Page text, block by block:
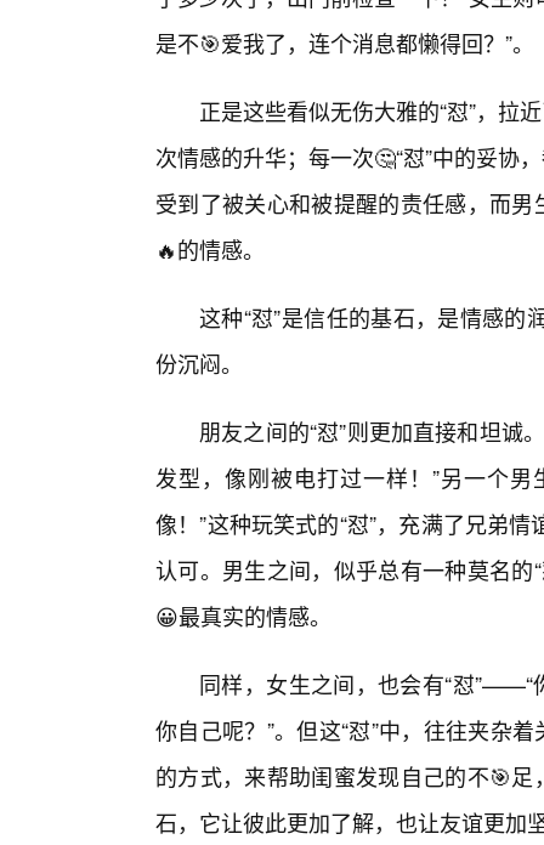
是不🎯爱我了，连个消息都懒得回？”。
正是这些看似无伤大雅的“怼”，拉
次情感的升华；每一次🤔“怼”中的妥协
受到了被关心和被提醒的责任感，而
🔥的情感。
这种“怼”是信任的基石，是情感
份沉闷。
朋友之间的“怼”则更加直接和坦诚
发型，像刚被电打过一样！”另一个男
像！”这种玩笑式的“怼”，充满了兄弟
认可。男生之间，似乎总有一种莫名
😀最真实的情感。
同样，女生之间，也会有“怼”——“
你自己呢？”。但这“怼”中，往往夹杂
的方式，来帮助闺蜜发现自己的不🎯
石，它让彼此更加了解，也让友谊更加